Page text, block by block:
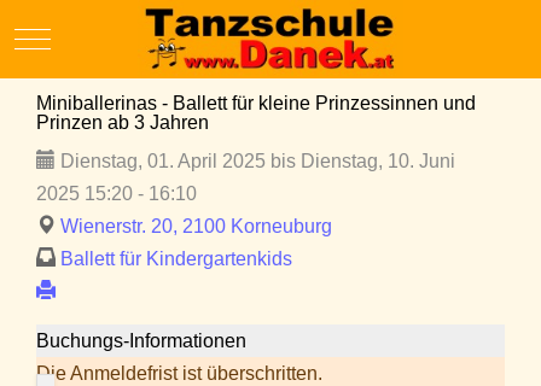
Mobile Menu Toggle
Miniballerinas - Ballett für kleine Prinzessinnen und
Prinzen ab 3 Jahren
Dienstag, 01. April 2025 bis Dienstag, 10. Juni
2025 15:20 - 16:10
Wienerstr. 20, 2100 Korneuburg
Ballett für Kindergartenkids
Buchungs-Informationen
Die Anmeldefrist ist überschritten.